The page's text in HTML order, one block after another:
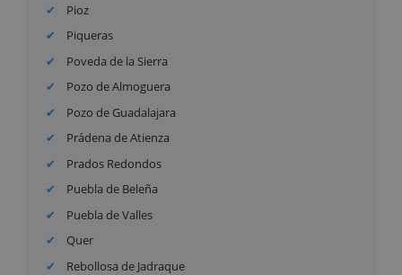
Pioz
Piqueras
Poveda de la Sierra
Pozo de Almoguera
Pozo de Guadalajara
Prádena de Atienza
Prados Redondos
Puebla de Beleña
Puebla de Valles
Quer
Rebollosa de Jadraque